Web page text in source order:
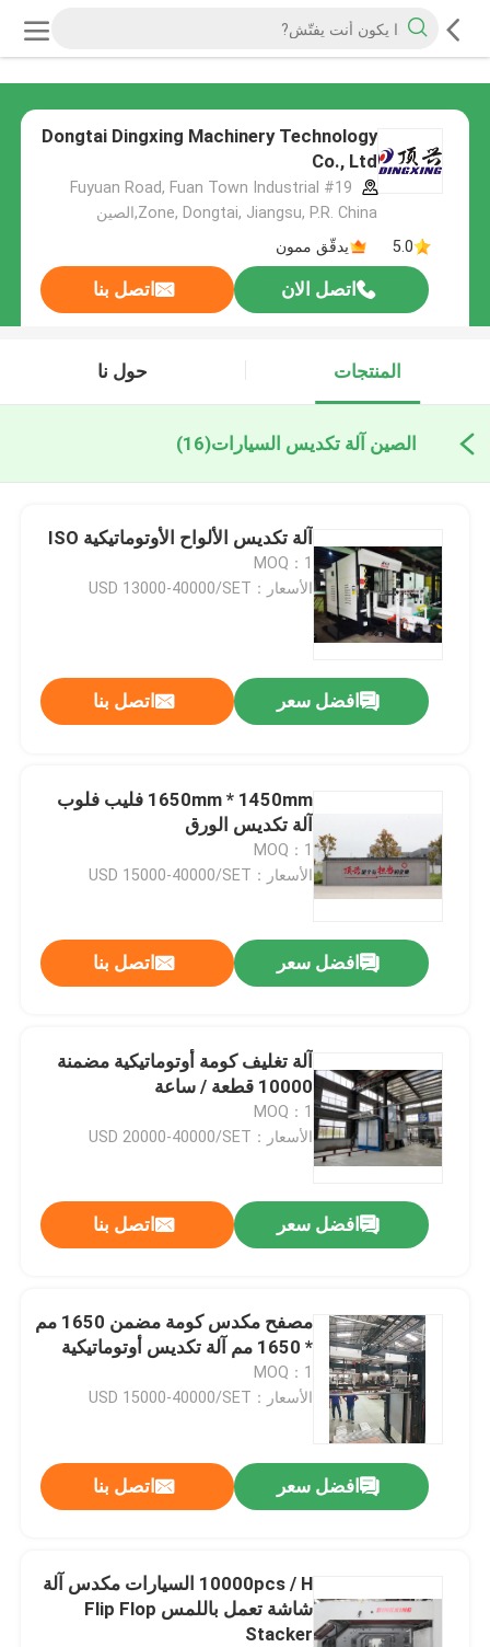
Dongtai Dingxing Machinery Technology
Co., Ltd
#19 Fuyuan Road, Fuan Town Industrial
Zone, Dongtai, Jiangsu, P.R. China,الصين
5.0
يدقّق ممون
اتصل الان اتصل بنا
المنتجات حول نا
الصين آلة تكديس السيارات(16)
آلة تكديس الألواح الأوتوماتيكية ISO
MOQ：1
الأسعار：USD 13000-40000/SET
افضل سعر اتصل بنا
1650mm * 1450mm فليب فلوب
آلة تكديس الورق
MOQ：1
الأسعار：USD 15000-40000/SET
افضل سعر اتصل بنا
آلة تغليف كومة أوتوماتيكية مضمنة
10000 قطعة / ساعة
MOQ：1
الأسعار：USD 20000-40000/SET
افضل سعر اتصل بنا
مصفح مكدس كومة مضمن 1650 مم
* 1650 مم آلة تكديس أوتوماتيكية
MOQ：1
الأسعار：USD 15000-40000/SET
افضل سعر اتصل بنا
10000pcs / H السيارات مكدس آلة
شاشة تعمل باللمس Flip Flop
Stacker